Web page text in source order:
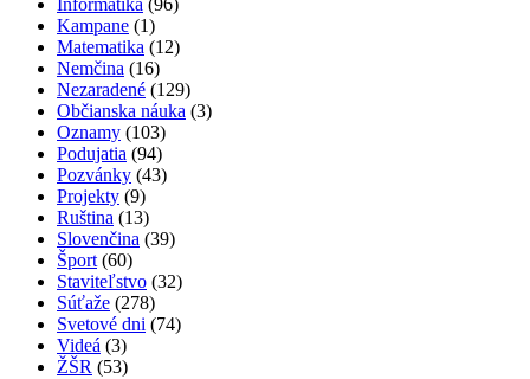
Informatika (96)
Kampane (1)
Matematika (12)
Nemčina (16)
Nezaradené (129)
Občianska náuka (3)
Oznamy (103)
Podujatia (94)
Pozvánky (43)
Projekty (9)
Ruština (13)
Slovenčina (39)
Šport (60)
Staviteľstvo (32)
Súťaže (278)
Svetové dni (74)
Videá (3)
ŽŠR (53)